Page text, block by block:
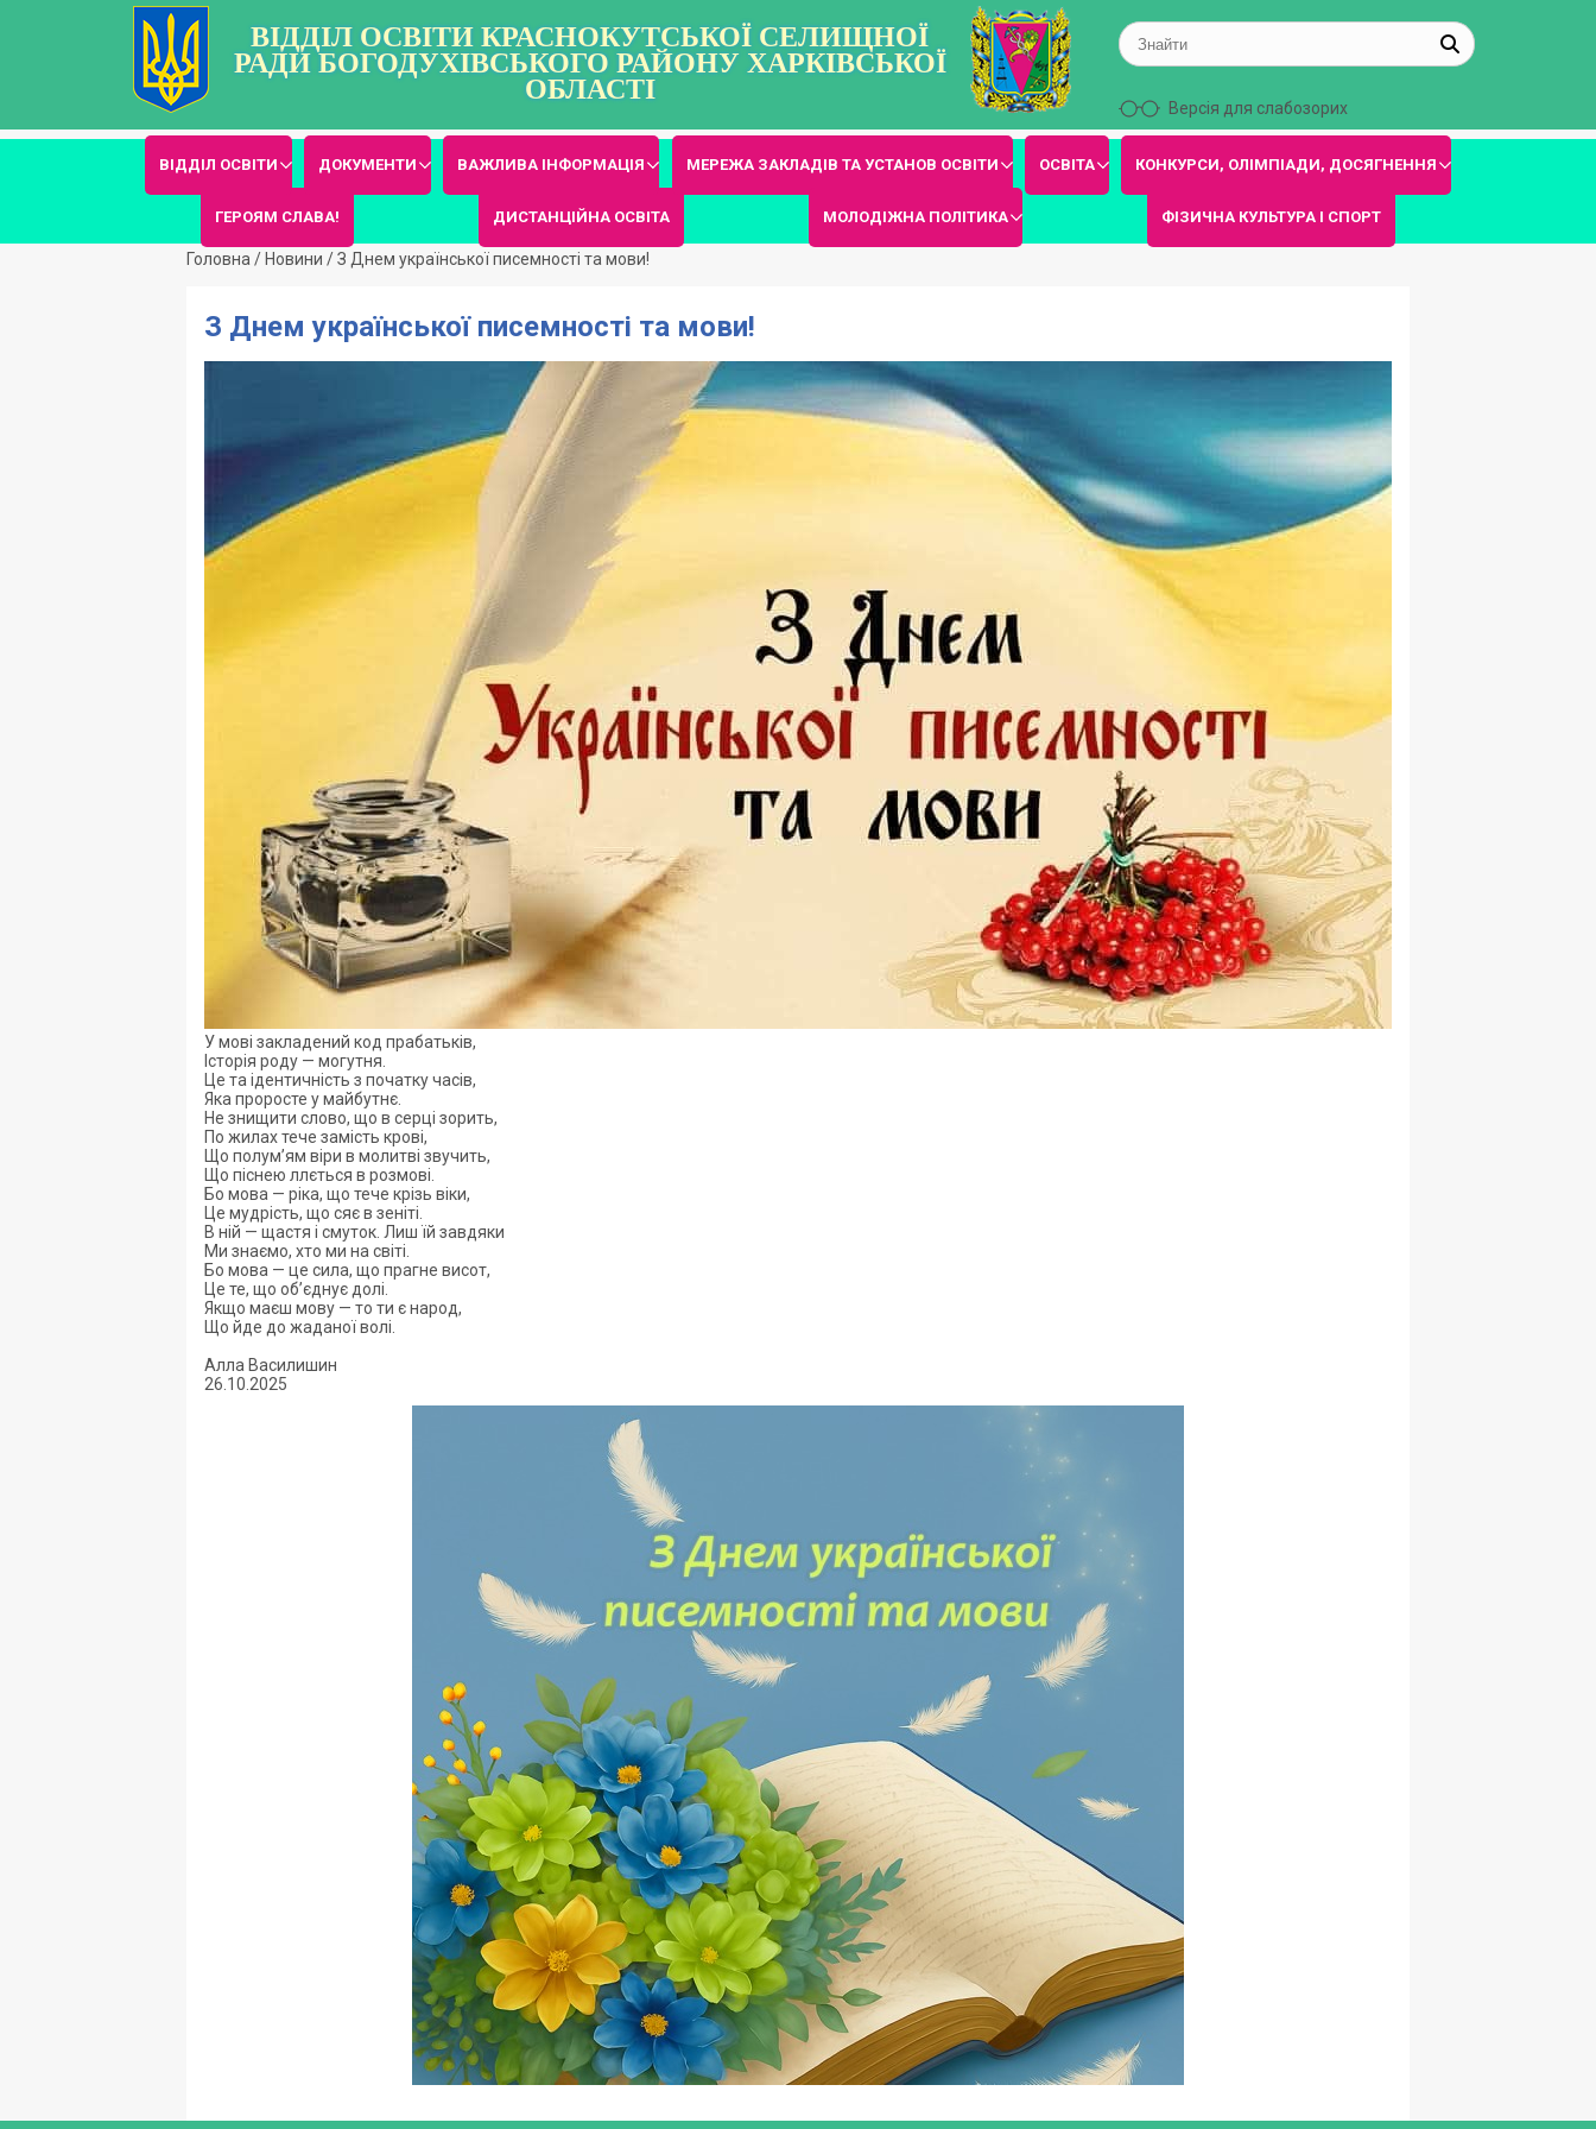
ВІДДІЛ ОСВІТИ КРАСНОКУТСЬКОЇ СЕЛИЩНОЇ
РАДИ БОГОДУХІВСЬКОГО РАЙОНУ ХАРКІВСЬКОЇ
ОБЛАСТІ
Версія для слабозорих
ВІДДІЛ ОСВІТИ ДОКУМЕНТИ ВАЖЛИВА ІНФОРМАЦІЯ МЕРЕЖА ЗАКЛАДІВ ТА УСТАНОВ ОСВІТИ ОСВІТА КОНКУРСИ, ОЛІМПІАДИ, ДОСЯГНЕННЯ
ГЕРОЯМ СЛАВА! ДИСТАНЦІЙНА ОСВІТА МОЛОДІЖНА ПОЛІТИКА ФІЗИЧНА КУЛЬТУРА І СПОРТ
Головна / Новини /З Днем української писемності та мови!
З Днем української писемності та мови!
У мові закладений код прабатьків,
Історія роду — могутня.
Це та ідентичність з початку часів,
Яка проросте у майбутнє.
Не знищити слово, що в серці зорить,
По жилах тече замість крові,
Що полум’ям віри в молитві звучить,
Що піснею ллється в розмові.
Бо мова — ріка, що тече крізь віки,
Це мудрість, що сяє в зеніті.
В ній — щастя і смуток. Лиш їй завдяки
Ми знаємо, хто ми на світі.
Бо мова — це сила, що прагне висот,
Це те, що об’єднує долі.
Якщо маєш мову — то ти є народ,
Що йде до жаданої волі.
Алла Василишин
26.10.2025